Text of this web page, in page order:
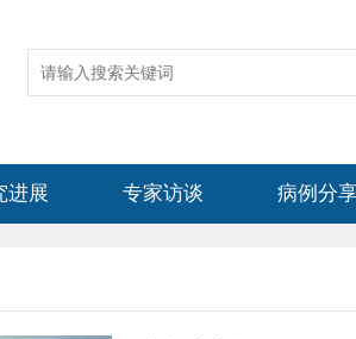
进展 专家访谈 病例分